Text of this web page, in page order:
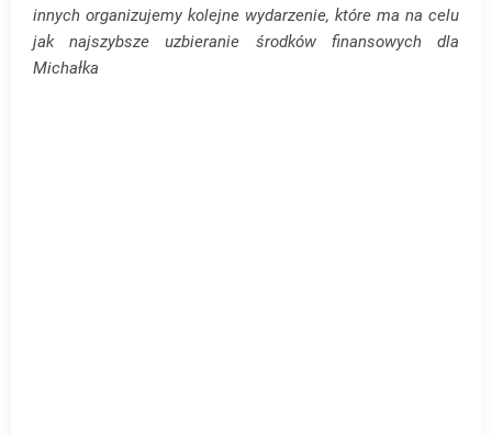
innych organizujemy kolejne wydarzenie, które ma na celu
jak najszybsze uzbieranie środków finansowych dla
Michałka